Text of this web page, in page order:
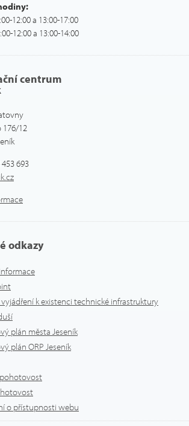
12:00 a 13:00-17:00
12:00 a 13:00-14:00
centrum
176/12
693
odkazy
k existenci technické infrastruktury
plán města Jeseník
plán ORP Jeseník
pohotovost
o přístupnosti webu